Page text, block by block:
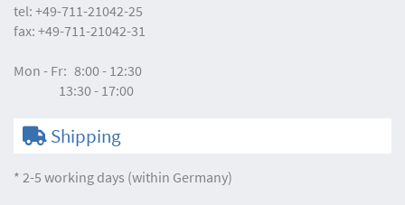
tel: +49-711-21042-25
fax: +49-711-21042-31
Mon - Fr: 8:00 - 12:30
13:30 - 17:00
Shipping
* 2-5 working days (within Germany)